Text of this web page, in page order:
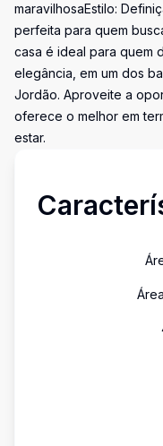
maravilhosaEstilo:
perfeita para quem
casa é ideal para quem
elegância, em um dos
Jordão. Aproveite a
oferece o melhor em
estar.